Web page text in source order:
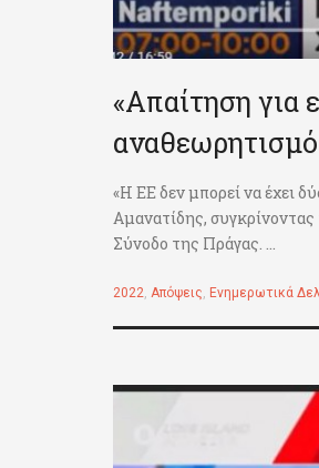
«Απαίτηση για
«Η ΕΕ δεν μπορεί να έχει
Αμανατίδης,
Σύνοδο της Πράγας. ...
2022, Απόψεις, Ενημερωτικά